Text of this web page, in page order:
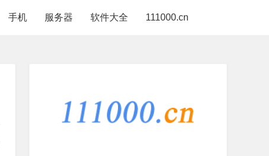
手机 服务器 软件大全 111000.cn